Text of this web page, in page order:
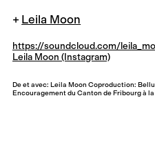
Leila Moon
https://soundcloud.com/
Leila Moon (Instagram)
De et avec: Leila Moon Coproduction:
Encouragement du Canton de Fribourg à